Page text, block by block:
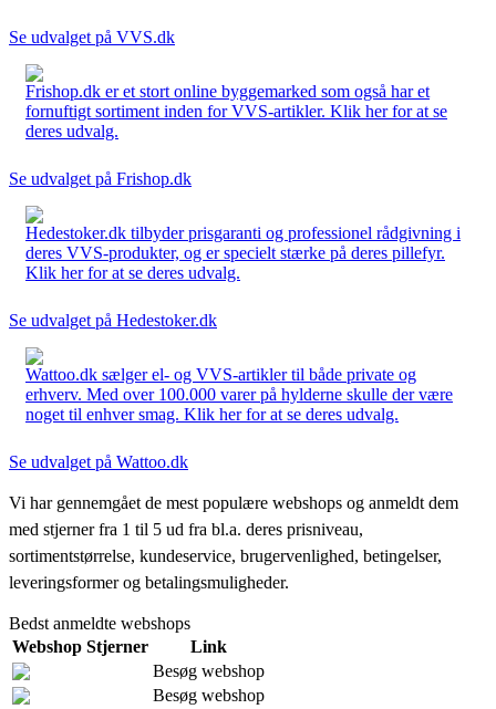
Se udvalget på VVS.dk
Frishop.dk er et stort online byggemarked som også har et
fornuftigt sortiment inden for VVS-artikler. Klik her for at se
deres udvalg.
Se udvalget på Frishop.dk
Hedestoker.dk tilbyder prisgaranti og professionel rådgivning i
deres VVS-produkter, og er specielt stærke på deres pillefyr.
Klik her for at se deres udvalg.
Se udvalget på Hedestoker.dk
Wattoo.dk sælger el- og VVS-artikler til både private og
erhverv. Med over 100.000 varer på hylderne skulle der være
noget til enhver smag. Klik her for at se deres udvalg.
Se udvalget på Wattoo.dk
Vi har gennemgået de mest populære webshops og anmeldt dem
med stjerner fra 1 til 5 ud fra bl.a. deres prisniveau,
sortimentstørrelse, kundeservice, brugervenlighed, betingelser,
leveringsformer og betalingsmuligheder.
Bedst anmeldte webshops
Webshop Stjerner
Link
Besøg webshop
Besøg webshop